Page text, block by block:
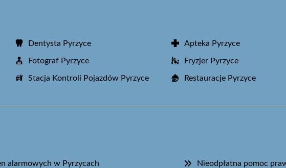
Dentysta Pyrzyce Apteka Pyrzyce
Fotograf Pyrzyce Fryzjer Pyrzyce
Stacja Kontroli Pojazdów Pyrzyce Restauracje Pyrzyce
alarmowych w Pyrzycach
Nieodpłatna pomoc